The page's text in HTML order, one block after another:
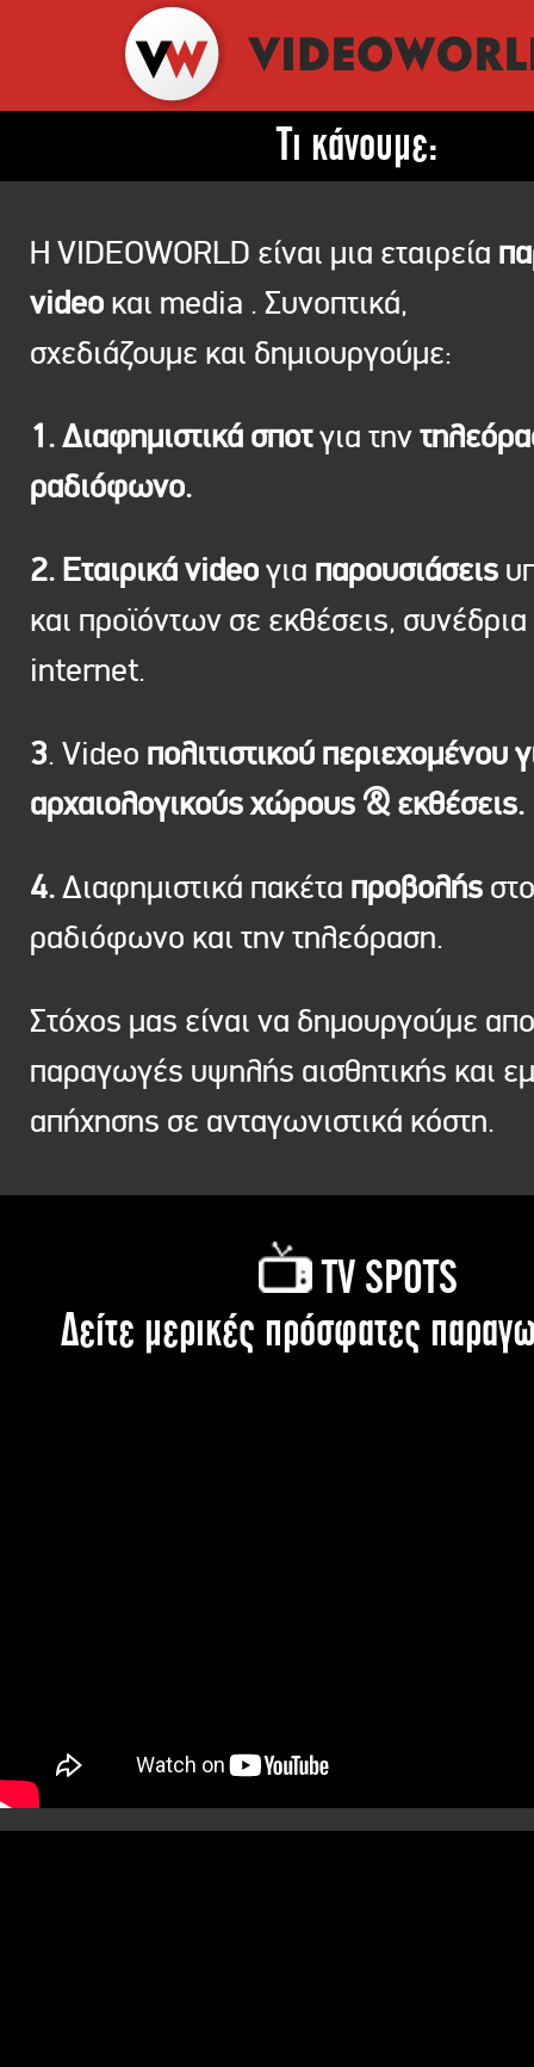
Τι κάνουμε:
Η VIDEOWORLD είναι μια εταιρεία
video και media . Συνοπτικά,
σχεδιάζουμε και δημιουργούμε:
1. Διαφημιστικά σποτγια την
ραδιόφωνο.
2. Εταιρικά videoγια παρουσιάσεις
και προϊόντων σε εκθέσεις, συνέδρια
internet.
3. Video πολιτιστικού περιεχομένου
αρχαιολογικούς χώρους & εκθέσεις.
4.Διαφημιστικά πακέτα προβολής στο
ραδιόφωνο και την τηλεόραση.
Στόχος μας είναι να δημουργούμε
παραγωγές υψηλής αισθητικής και
απήχησης σε ανταγωνιστικά κόστη.
TV SPOTS
Δείτε μερικές πρόσφατες